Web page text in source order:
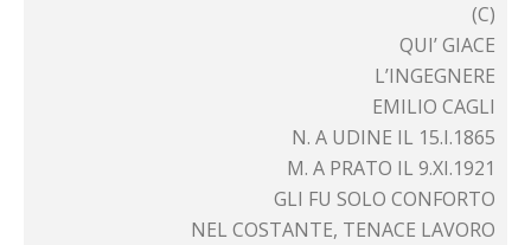
(C)
QUI’ GIACE
L’INGEGNERE
EMILIO CAGLI
N. A UDINE IL 15.I.1865
M. A PRATO IL 9.XI.1921
GLI FU SOLO CONFORTO
NEL COSTANTE, TENACE LAVORO